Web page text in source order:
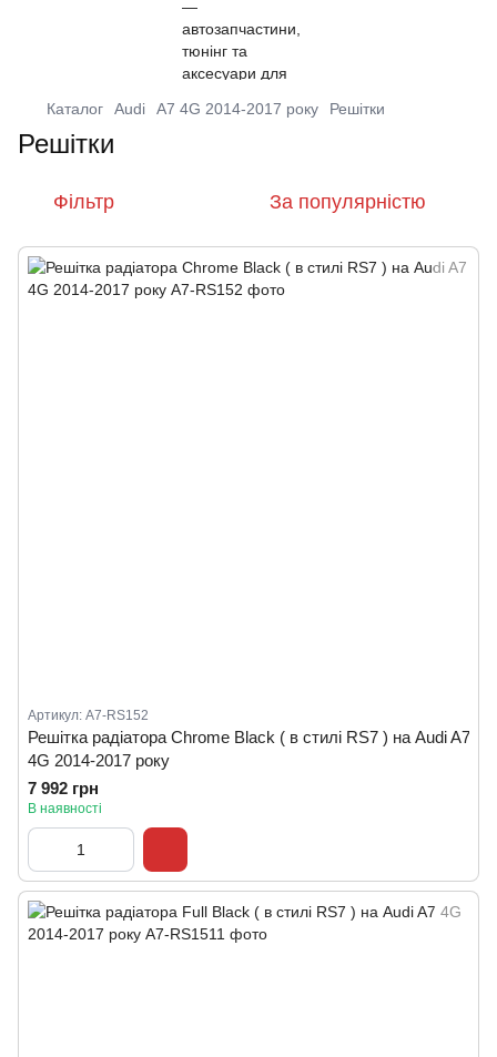
Каталог Audi A7 4G 2014-2017 року Решітки
Решітки
Фільтр За популярністю
Артикул: A7-RS152
Решітка радіатора Chrome Black ( в стилі RS7 ) на Audi A7
4G 2014-2017 року
7 992 грн
В наявності